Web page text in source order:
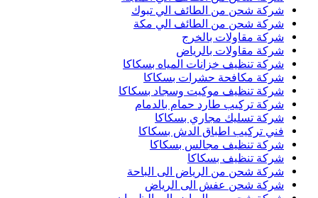
شركة شحن من الطائف الي تبوك
شركة شحن من الطائف الي مكة
شركة مقاولات بالخرج
شركة مقاولات بالرياض
شركة تنظيف خزانات المياه بسكاكا
شركة مكافحة حشرات بسكاكا
شركة تنظيف موكيت وسجاد بسكاكا
شركة تركيب طارد حمام بالدمام
شركة تسليك مجاري بسكاكا
فني تركيب اطباق الدش بسكاكا
شركة تنظيف مجالس بسكاكا
شركة تنظيف بسكاكا
شركة شحن من الرياض الى الباحة
شركة شحن عفش الى الرياض